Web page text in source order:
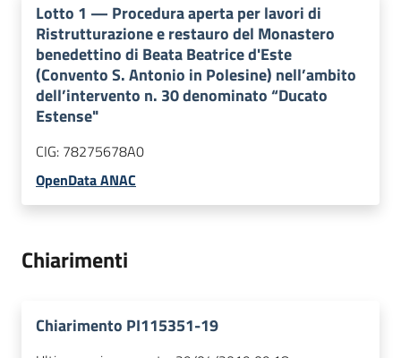
Lotto 1 — Procedura aperta per lavori di
Ristrutturazione e restauro del Monastero
benedettino di Beata Beatrice d'Este
(Convento S. Antonio in Polesine) nell’ambito
dell’intervento n. 30 denominato “Ducato
Estense"
CIG: 78275678A0
OpenData ANAC
Chiarimenti
Chiarimento PI115351-19